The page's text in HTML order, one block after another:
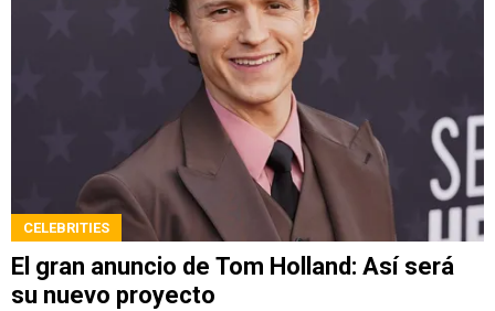
CELEBRITIES
El gran anuncio de Tom Holland: Así será
su nuevo proyecto